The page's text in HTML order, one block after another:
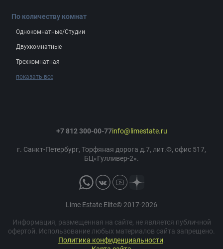
По количеству комнат
Однокомнатные/Студии
Двухкомнатные
Трехкомнатная
показать все
Lime Estate Elite© 2017-2026
Информация, размещенная на сайте, не является публичной
офертой. Использование любых материалов сайта запрещено.
Политика конфиденциальности
+7 812 300-00-77info@limestate.ru
г. Санкт-Петербург, Торфяная дорога д.7, лит.Ф, офис 517,
БЦ«Гулливер-2».